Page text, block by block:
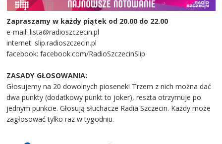
Zapraszamy w każdy piątek od 20.00 do 22.00
e-mail: lista@radioszczecin.pl
internet: slip.radioszczecin.pl
facebook: facebook.com/RadioSzczecinSlip
ZASADY GŁOSOWANIA:
Głosujemy na 20 dowolnych piosenek! Trzem z nich można dać
dwa punkty (dodatkowy punkt to joker), reszta otrzymuje po
jednym punkcie. Głosują słuchacze Radia Szczecin. Każdy może
zagłosować tylko raz w tygodniu.